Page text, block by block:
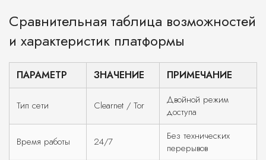
Сравнительная таблица возможностей
и характеристик платформы
ПАРАМЕТР ЗНАЧЕНИЕ ПРИМЕЧАНИЕ
Тип сети Clearnet / Tor
Двойной режим
доступа
Время работы 24/7
Без технических
перерывов